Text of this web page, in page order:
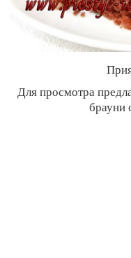
Для просмотра
брауни